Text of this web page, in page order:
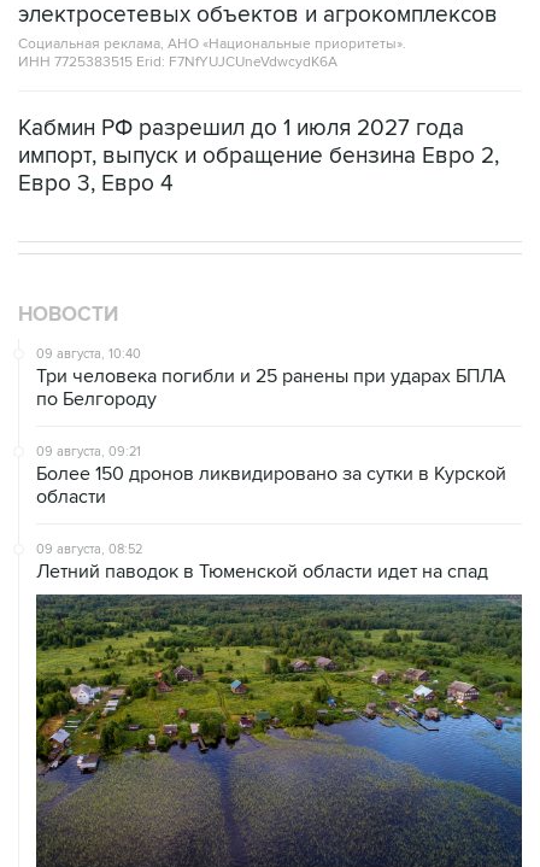
электросетевых объектов и агрокомплексов
Социальная реклама, АНО «Национальные приоритеты».
ИНН 7725383515 Erid: F7NfYUJCUneVdwcydK6A
Кабмин РФ разрешил до 1 июля 2027 года
импорт, выпуск и обращение бензина Евро 2,
Евро 3, Евро 4
НОВОСТИ
09 августа, 10:40
Три человека погибли и 25 ранены при ударах БПЛА
по Белгороду
09 августа, 09:21
Более 150 дронов ликвидировано за сутки в Курской
области
09 августа, 08:52
Летний паводок в Тюменской области идет на спад